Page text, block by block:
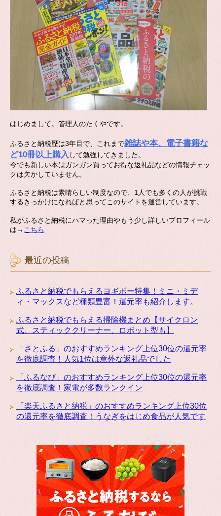
はじめまして。管理人のたくやです。
ふるさと納税歴は3年目で、これまで雑誌や本、電子書籍な
ど10冊以上購入 して勉強してきました。
今でも新しい本はガンガン買ってお得な返礼品などの情報チェッ
クは欠かしていません。
ふるさと納税は素晴らしい制度なので、1人でも多くの人が挑戦
するきっかけになればと思ってこのサイトを運営しています。
私がふるさと納税にハマった理由やもう少し詳しいプロフィール
は→ こちら
最近の投稿
ふるさと納税でもらえるヨギボー特集！ミニ・ミデ
ィ・マックスなど種類豊富！還元率も紹介します。
ふるさと納税でもらえる掃除機まとめ【サイクロン
式、スティッククリーナー、ロボット型も】
「さとふる」のおすすめランキング上位30位の還元率
を徹底調査！人気1位は意外な返礼品でした
「ふるなび」のおすすめランキング上位30位の還元率
を徹底調査！家電が多数ランクイン
「楽天ふるさと納税」のおすすめランキング上位30位
の還元率を徹底調査！うなぎをはじめ食品が人気です